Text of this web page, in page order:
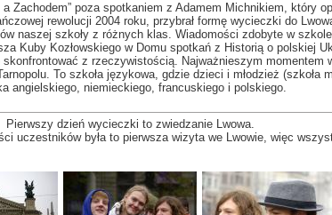
Zachodem” poza spotkaniem z Adamem Michnikiem, który
rewolucji 2004 roku, przybrał formę wycieczki do
naszej szkoły z różnych klas. Wiadomości zdobyte w
Kuby Kozłowskiego w Domu spotkań z Historią o polskiej
z rzeczywistością. Najważnieszym momentem
To szkoła językowa, gdzie dzieci i młodzież (szkoła
angielskiego, niemieckiego, francuskiego i polskiego.
Pierwszy dzień wycieczki to zwiedzanie Lwowa.
uczestników była to pierwsza wizyta we Lwowie, więc